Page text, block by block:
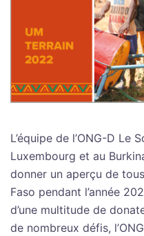
L’équipe de l’ONG-D Le
Luxembourg et au
donner un aperçu de
Faso pendant l’année
d’une multitude de
de nombreux défis,